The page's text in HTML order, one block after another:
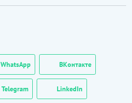
WhatsApp ВКонтакте
Telegram LinkedIn